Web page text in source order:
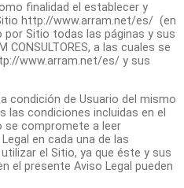
finalidad el establecer y
http://www.arram.net/es/ (en
por Sitio todas las páginas y sus
a las cuales se
www.arram.net/es/ y sus
condición de Usuario del mismo
las condiciones incluidas en el
se compromete a leer
en cada una de las
el Sitio, ya que éste y sus
el presente Aviso Legal pueden